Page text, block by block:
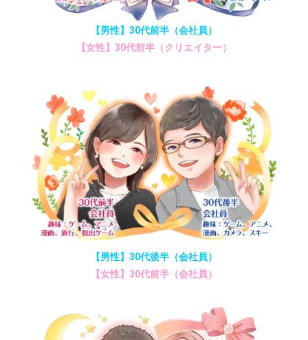
【男性】30代前半（会社員）
【女性】30代前半（クリエイター）
【男性】30代後半（会社員）
【女性】30代前半（会社員）